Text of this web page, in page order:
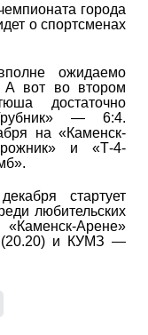
города
о спортсменах
ожидаемо
вот во втором
достаточно
— 6:4.
на «Каменск-
и «Т-4-
стартует
любительских
Арене»
и КУМЗ —